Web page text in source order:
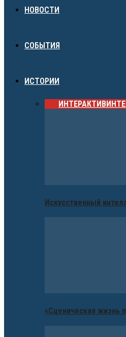
НОВОСТИ
СОБЫТИЯ
ИСТОРИИ
ИНТЕРАКТИВ
Искусственный
«Сценическая жизнь